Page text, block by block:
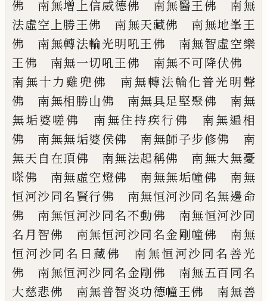
佛 南無增上信威德佛 南無醫王佛 南無
法虛空上勝王佛
南無天藏佛 南無地峯王
佛 南無轉法輪光明吼王佛 南無智虛空樂
王佛 南無一切吼王佛 南無不可降伏佛
南無十力雞兜佛 南無轉法輪化普光明聲
佛 南無相勝山佛 南無具足堅聚佛 南無
無垢婆嗟佛 南無住持疾行佛 南無遍相
佛 南無無垢婆侯佛 南無師子步修佛 南
無天自在頂佛 南無法起稱佛 南無大無憂
嗏佛 南無虛空燈佛 南無無垢幢佛 南無
恒河沙同名賢行佛 南無恒河沙同名無邊命
佛 南無恒河沙同名不動佛 南無恒河沙同
名 月智佛 南無恒河沙同名金剛幢佛 南無
恒河沙同名日藏佛 南無恒河沙同名善光
佛 南無恒河沙同名金剛佛 南無五百同名
大慈悲佛 南無普智炎功德幢王佛 南無善